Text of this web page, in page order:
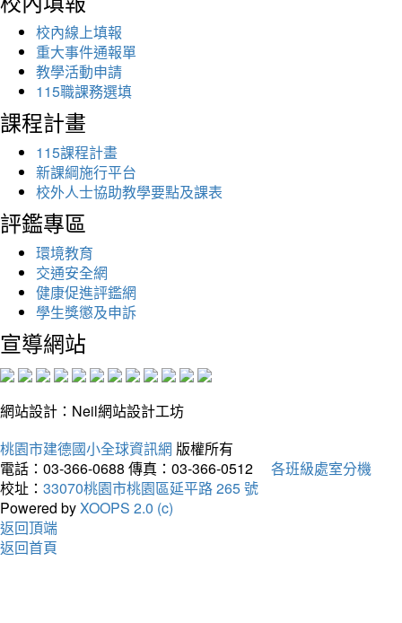
校內線上填報
重大事件通報單
教學活動申請
115職課務選填
課程計畫
115課程計畫
新課綱施行平台
校外人士協助教學要點及課表
評鑑專區
環境教育
交通安全網
健康促進評鑑網
學生獎懲及申訴
宣導網站
網站設計：Neil網站設計工坊
桃園市建德國小全球資訊網 版權所有
電話：03-366-0688 傳真：03-366-0512
各班級處室分機
校址： 33070桃園市桃園區延平路 265 號
Powered byXOOPS 2.0 (c)
返回頂端
返回首頁